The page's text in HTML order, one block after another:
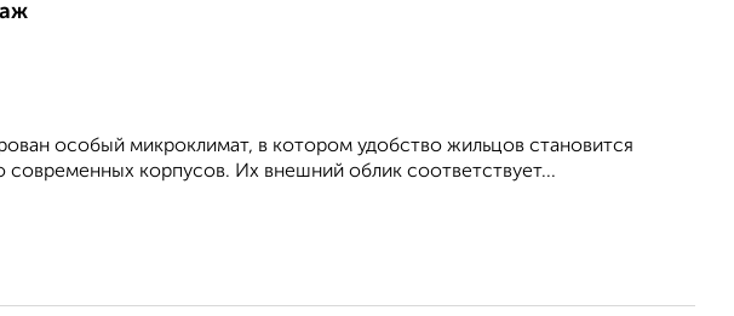
особый микроклимат, в котором удобство жильцов становится
корпусов. Их внешний облик соответствует...